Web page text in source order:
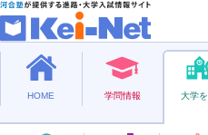
HOME 学問情報 大学